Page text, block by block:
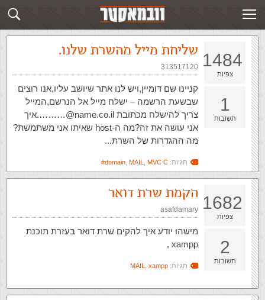
שלח שאלה חדשה זירת השאלות בנושא MAIL
1484
צפיות
1
תשובות
שליחת מייל מהשרת שלנו.
313517120
קניינו שם דומיין,ויש לנו אתר שיושב עליו,אנו רוצים
שבשעת הרשמה – ישלח מייל אל הנרשם,המייל
צריך להישלח מכתובת name.co.il@……….איך
אני עושה את זה?מה ה-host שאיתו אני משתמשת?
מה ההגדרות של השרת...
תגיות: domain MAIL MVC C#
1682
צפיות
2
תשובות
הקמת שרת דואר
asafdamary
מישהו יודע איך להקים שרת דואר בעזרת תוכנת
xampp ,
תגיות: MAIL xampp